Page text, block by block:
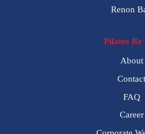
Renon
Pilates Re
About
Contact
FAQ
Career